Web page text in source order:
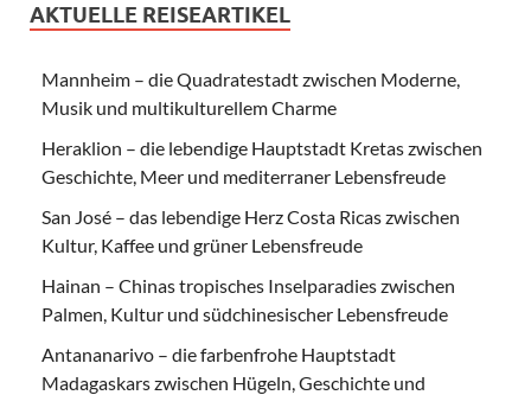
AKTUELLE REISEARTIKEL
Mannheim – die Quadratestadt zwischen Moderne,
Musik und multikulturellem Charme
Heraklion – die lebendige Hauptstadt Kretas zwischen
Geschichte, Meer und mediterraner Lebensfreude
San José – das lebendige Herz Costa Ricas zwischen
Kultur, Kaffee und grüner Lebensfreude
Hainan – Chinas tropisches Inselparadies zwischen
Palmen, Kultur und südchinesischer Lebensfreude
Antananarivo – die farbenfrohe Hauptstadt
Madagaskars zwischen Hügeln, Geschichte und